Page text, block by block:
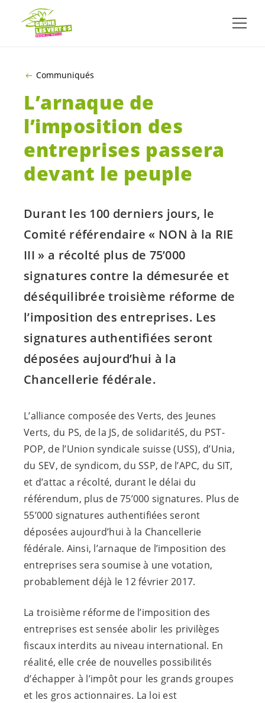
ALLER AU CONTENU PRINCIPAL
Communiqués
L’arnaque de
l’imposition des
entreprises passera
devant le peuple
Durant les 100 derniers jours, le
Comité référendaire « NON à la RIE
III » a récolté plus de 75’000
signatures contre la démesurée et
déséquilibrée troisième réforme de
l’imposition des entreprises. Les
signatures authentifiées seront
déposées aujourd’hui à la
Chancellerie fédérale.
L’alliance composée des Verts, des Jeunes
Verts, du PS, de la JS, de solidaritéS, du PST-
POP, de l’Union syndicale suisse (USS), d’Unia,
du SEV, de syndicom, du SSP, de l’APC, du SIT,
et d’attac a récolté, durant le délai du
référendum, plus de 75’000 signatures. Plus de
55’000 signatures authentifiées seront
déposées aujourd’hui à la Chancellerie
fédérale. Ainsi, l’arnaque de l’imposition des
entreprises sera soumise à une votation,
probablement déjà le 12 février 2017.
La troisième réforme de l’imposition des
entreprises est sensée abolir les privilèges
fiscaux interdits au niveau international. En
réalité, elle crée de nouvelles possibilités
d’échapper à l’impôt pour les grands groupes
et les gros actionnaires. La loi est